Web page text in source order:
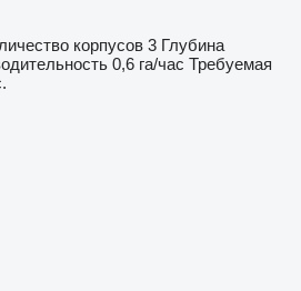
корпусов 3 Глубина
0,6 га/час Требуемая